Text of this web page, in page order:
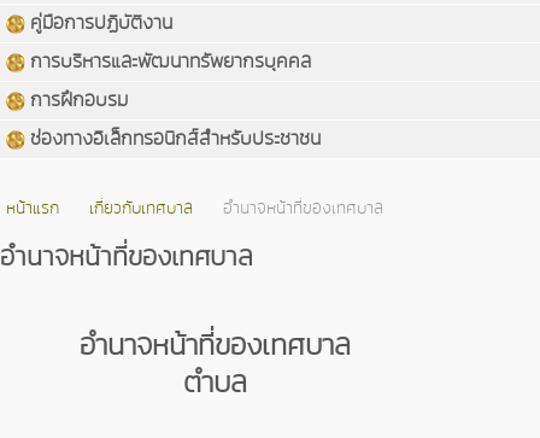
คู่มือการปฏิบัติงาน
การบริหารและพัฒนาทรัพยากรบุคคล
การฝึกอบรม
ช่องทางอิเล็กทรอนิกส์สำหรับประชาชน
หน้าแรก เกี่ยวกับเทศบาล อำนาจหน้าที่ของเทศบาล
อำนาจหน้าที่ของเทศบาล
อำนาจหน้าที่ของเทศบาล
ตำบล